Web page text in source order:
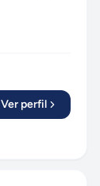
Ver perfil